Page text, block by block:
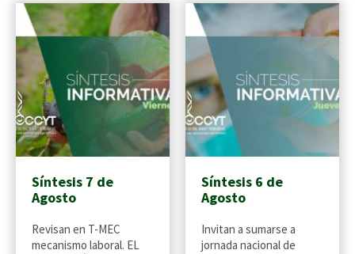
Síntesis 7 de
Agosto
Revisan en T-MEC
mecanismo laboral. EL
Síntesis 6 de
Agosto
Invitan a sumarse a
jornada nacional de